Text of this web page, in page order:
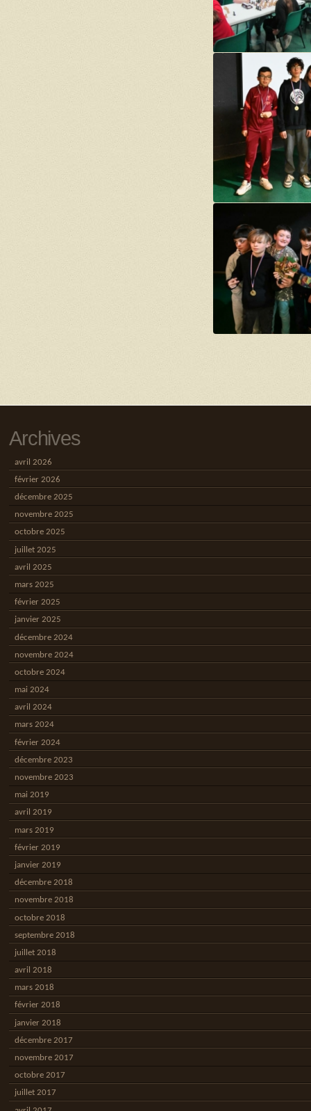
Archives
avril 2026
février 2026
décembre 2025
novembre 2025
octobre 2025
juillet 2025
avril 2025
mars 2025
février 2025
janvier 2025
décembre 2024
novembre 2024
octobre 2024
mai 2024
avril 2024
mars 2024
février 2024
décembre 2023
novembre 2023
mai 2019
avril 2019
mars 2019
février 2019
janvier 2019
décembre 2018
novembre 2018
octobre 2018
septembre 2018
juillet 2018
avril 2018
mars 2018
février 2018
janvier 2018
décembre 2017
novembre 2017
octobre 2017
juillet 2017